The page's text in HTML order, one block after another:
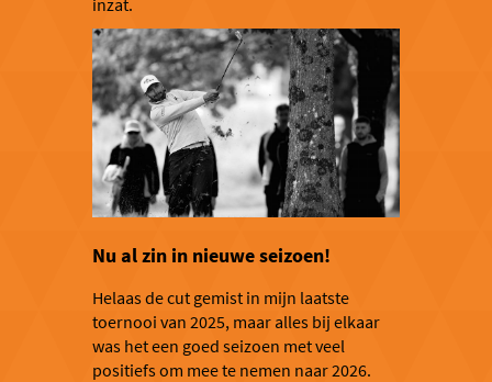
inzat.
Nu al zin in nieuwe seizoen!
Helaas de cut gemist in mijn laatste
toernooi van 2025, maar alles bij elkaar
was het een goed seizoen met veel
positiefs om mee te nemen naar 2026.